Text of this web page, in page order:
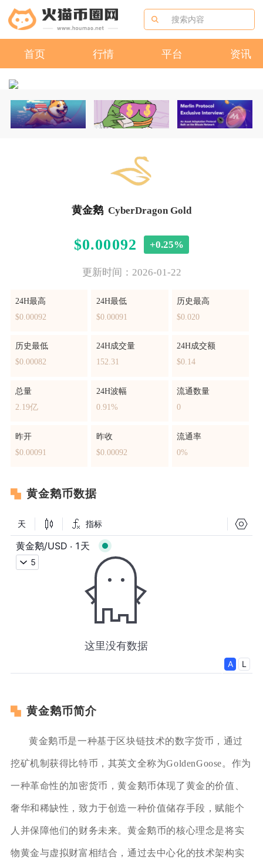
首页 行情 平台 资讯
黄金鹅 CyberDragon Gold
$0.00092 +0.25%
更新时间：2026-01-22
24H最高
$0.00092
24H最低
$0.00091
历史最高
$0.020
历史最低
$0.00082
24H成交量
152.31
24H成交额
$0.14
总量
2.19亿
24H波幅
0.91%
流通数量
0
昨开
$0.00091
昨收
$0.00092
流通率
0%
黄金鹅币数据
黄金鹅币简介
黄金鹅币是一种基于区块链技术的数字货币，通过
挖矿机制获得比特币，其英文全称为GoldenGoose。作为
一种革命性的加密货币，黄金鹅币体现了黄金的价值、
奢华和稀缺性，致力于创造一种价值储存手段，赋能个
人并保障他们的财务未来。黄金鹅币的核心理念是将实
物黄金与虚拟财富相结合，通过去中心化的技术架构实